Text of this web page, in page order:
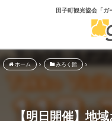
田子町観光協会「ガ
ホーム みろく館
【明日開催】地